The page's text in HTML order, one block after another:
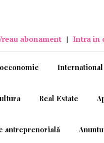
abonament | Intra in
International
Real Estate
antreprenorială